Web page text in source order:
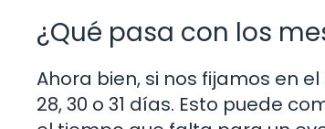
¿Qué pasa con los
Ahora bien, si nos fijamos en
28, 30 o 31 días. Esto puede